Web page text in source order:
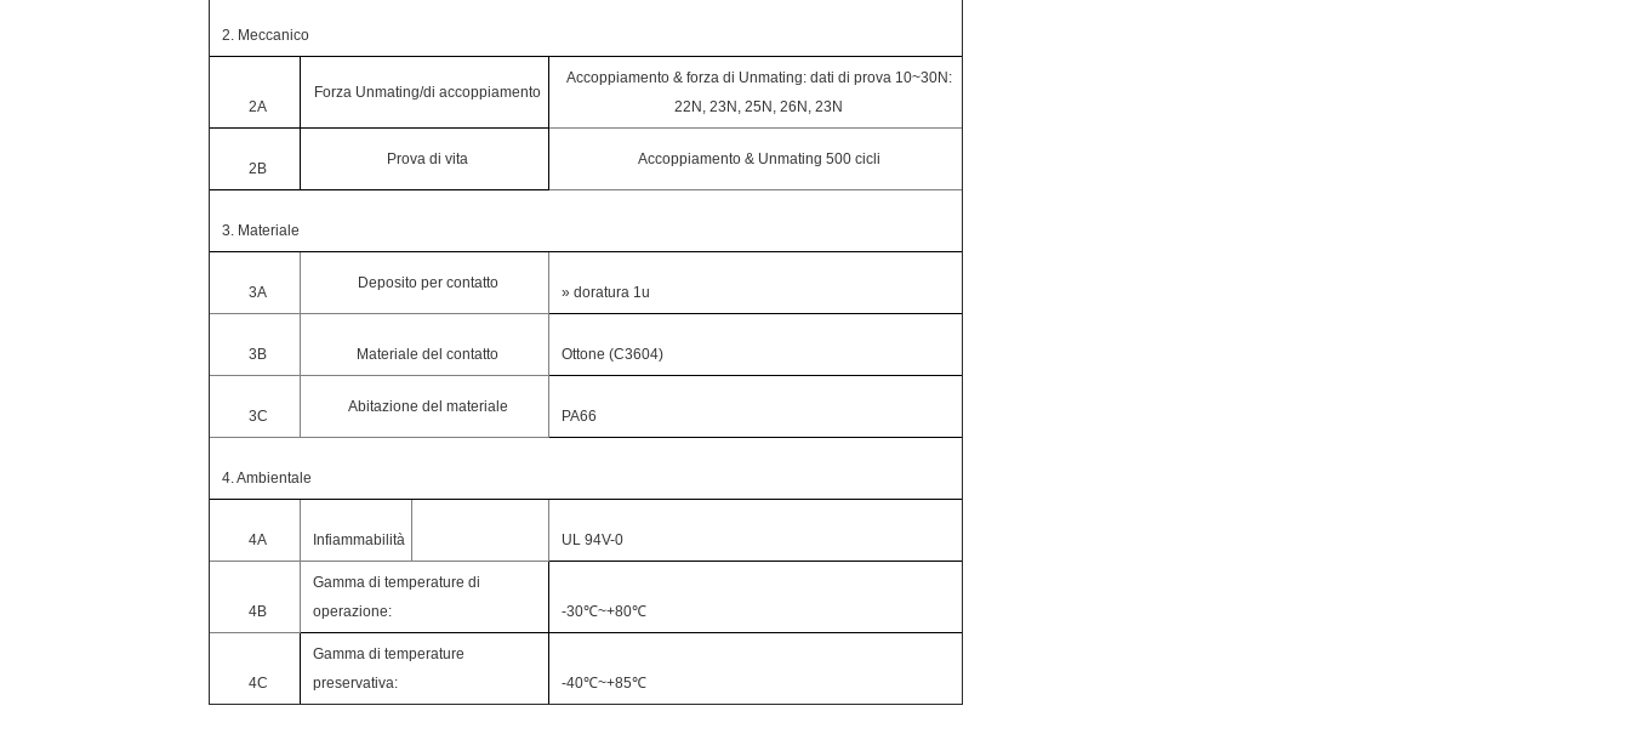
2. Meccanico
2A
Forza Unmating/di accoppiamento
Accoppiamento & forza di Unmating: dati di prova 10~30N:
22N, 23N, 25N, 26N, 23N
2B
Prova di vita Accoppiamento & Unmating 500 cicli
3. Materiale
3A
Deposito per contatto
» doratura 1u
3B Materiale del contatto Ottone (C3604)
3C
Abitazione del materiale
PA66
4. Ambientale
4A Infiammabilità UL 94V-0
4B
Gamma di temperature di
operazione:
-30℃~+80℃
4C
Gamma di temperature
preservativa:
-40℃~+85℃